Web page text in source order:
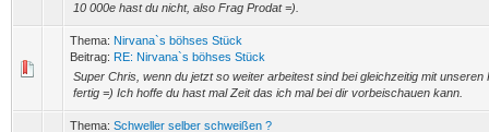
10 000e hast du nicht, also Frag Prodat =).
Thema: Nirvana`s böhses Stück
Beitrag: RE: Nirvana`s böhses Stück
Super Chris, wenn du jetzt so weiter arbeitest sind bei gleichzeitig mit unseren
fertig =) Ich hoffe du hast mal Zeit das ich mal bei dir vorbeischauen kann.
Thema: Schweller selber schweißen ?